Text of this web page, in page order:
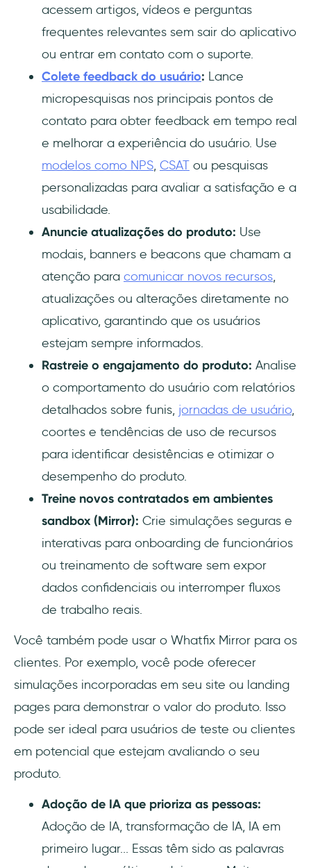
acessem artigos, vídeos e perguntas
frequentes relevantes sem sair do aplicativo
ou entrar em contato com o suporte.
Colete feedback do usuário: Lance
micropesquisas nos principais pontos de
contato para obter feedback em tempo real
e melhorar a experiência do usuário. Use
modelos como NPS, CSAT ou pesquisas
personalizadas para avaliar a satisfação e a
usabilidade.
Anuncie atualizações do produto: Use
modais, banners e beacons que chamam a
atenção para comunicar novos recursos,
atualizações ou alterações diretamente no
aplicativo, garantindo que os usuários
estejam sempre informados.
Rastreie o engajamento do produto: Analise
o comportamento do usuário com relatórios
detalhados sobre funis, jornadas de usuário,
coortes e tendências de uso de recursos
para identificar desistências e otimizar o
desempenho do produto.
Treine novos contratados em ambientes
sandbox (Mirror): Crie simulações seguras e
interativas para onboarding de funcionários
ou treinamento de software sem expor
dados confidenciais ou interromper fluxos
de trabalho reais.
Você também pode usar o Whatfix Mirror para os
clientes. Por exemplo, você pode oferecer
simulações incorporadas em seu site ou landing
pages para demonstrar o valor do produto. Isso
pode ser ideal para usuários de teste ou clientes
em potencial que estejam avaliando o seu
produto.
Adoção de IA que prioriza as pessoas:
Adoção de IA, transformação de IA, IA em
primeiro lugar... Essas têm sido as palavras